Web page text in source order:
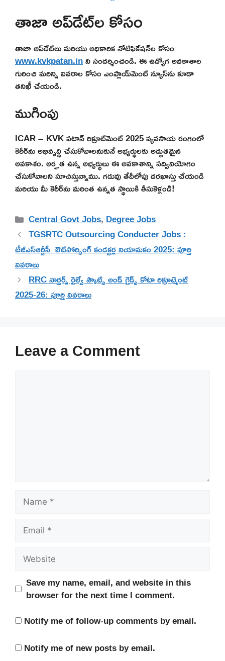
తాజా అప్‌డేట్‌ల కోసం
తాజా అప్‌డేట్‌లు మరియు అధికారిక నోటిఫికేషన్‌ల కోసం
www.kvkpatan.inని సందర్శించండి. ఈ ఉద్యోగ అవకాశాల
గురించి మరిన్ని వివరాల కోసం ఎంప్లాయ్‌మెంట్ న్యూస్‌ను కూడా
తనిఖీ చేయండి.
ముగింపు
ICAR – KVK పటాన్ రిక్రూట్‌మెంట్ 2025 వ్యవసాయ రంగంలో
కెరీర్‌ను అభివృద్ధి చేసుకోవాలనుకునే అభ్యర్థులకు అద్భుతమైన
అవకాశం. అర్హత ఉన్న అభ్యర్థులు ఈ అవకాశాన్ని సద్వినియోగం
చేసుకోవాలని సూచిస్తున్నాము. గడువు తేదీలోపు దరఖాస్తు చేయండి
మరియు మీ కెరీర్‌ను మరింత ఉన్నత స్థాయికి తీసుకెళ్లండి!
Categories
Central Govt Jobs,Degree Jobs
TGSRTC Outsourcing Conducter Jobs :
టీజీఎస్ఆర్టీసీ ఔట్‌సోర్సింగ్ కండక్టర్ల నియామకం 2025: పూర్తి
వివరాలు
RRC నార్తర్న్ రైల్వే స్కౌట్స్ అండ్ గైడ్స్ కోటా రిక్రూట్మెంట్
2025-26: పూర్తి వివరాలు
Leave a Comment
Name
Email
Website
Save my name, email, and website in this
browser for the next time I comment.
Notify me of follow-up comments by email.
Notify me of new posts by email.